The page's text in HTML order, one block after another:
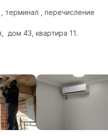
, перечисление
дом 43, квартира 11.